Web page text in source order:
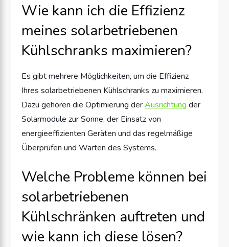
Wie kann ich die Effizienz
meines solarbetriebenen
Kühlschranks maximieren?
Es gibt mehrere Möglichkeiten, um die Effizienz
Ihres solarbetriebenen Kühlschranks zu maximieren.
Dazu gehören die Optimierung derAusrichtung der
Solarmodule zur Sonne, der Einsatz von
energieeffizienten Geräten und das regelmäßige
Überprüfen und Warten des Systems.
Welche Probleme können bei
solarbetriebenen
Kühlschränken auftreten und
wie kann ich diese lösen?